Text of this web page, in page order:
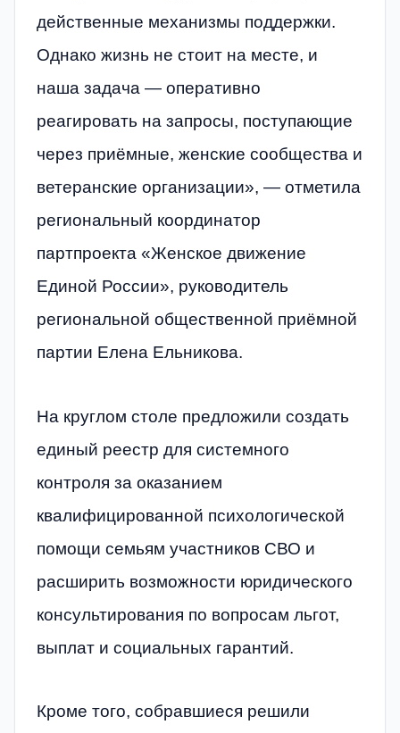
действенные механизмы поддержки.
Однако жизнь не стоит на месте, и
наша задача — оперативно
реагировать на запросы, поступающие
через приёмные, женские сообщества и
ветеранские организации», — отметила
региональный координатор
партпроекта «Женское движение
Единой России», руководитель
региональной общественной приёмной
партии Елена Ельникова.
На круглом столе предложили создать
единый реестр для системного
контроля за оказанием
квалифицированной психологической
помощи семьям участников СВО и
расширить возможности юридического
консультирования по вопросам льгот,
выплат и социальных гарантий.
Кроме того, собравшиеся решили